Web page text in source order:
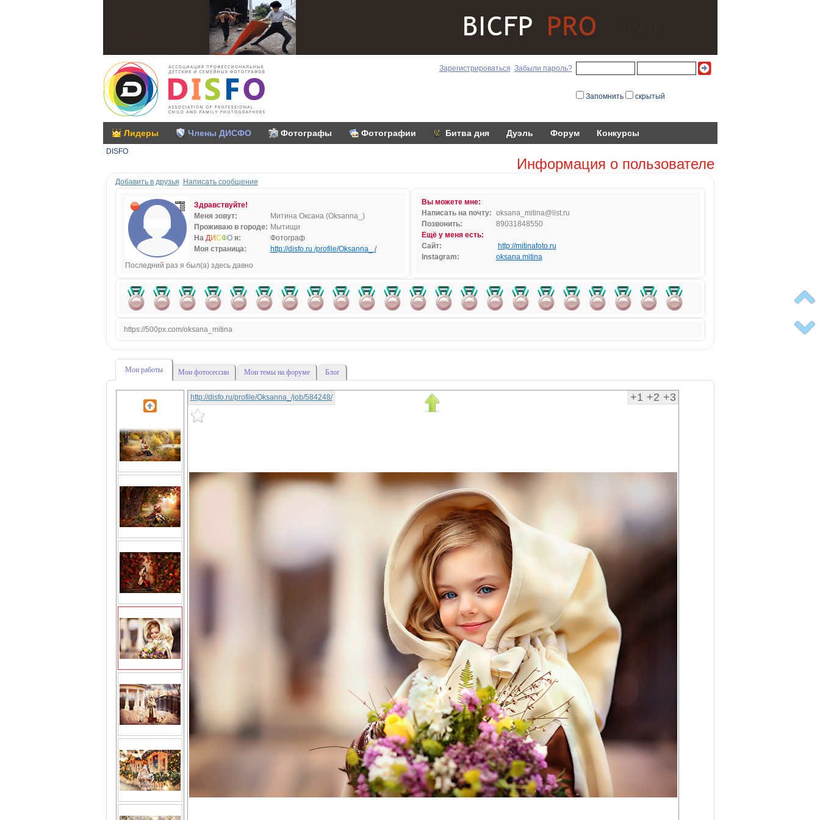
Зарегистрироваться Забыли пароль?
Запомнить скрытый
Лидеры Члены ДИСФО Фотографы Фотографии Битва дня Дуэль Форум Конкурсы
DISFO
Информация о пользователе
Добавить в друзья Написать сообщение
Здравствуйте!
Меня зовут:
Митина Оксана (Oksanna_)
Проживаю в городе: Мытищи
На ДИСФОя:
Фотограф
Моя страница:
http://disfo.ru /profile/Oksanna_ /
Последний раз я был(а) здесь давно
Вы можете мне:
Написать на почту: oksana_ mitina@list.ru
Позвонить:
89031848550
Ещё у меня есть:
Сайт:
http://mitinafoto.ru
Instagram:
oksana.mitina
https://500px.com/oksana_mitina
Мои работы Мои фотосессии Мои темы на форуме Блог
+1 +2 +3
http://disfo.ru/profile/Oksanna_/job/584248/